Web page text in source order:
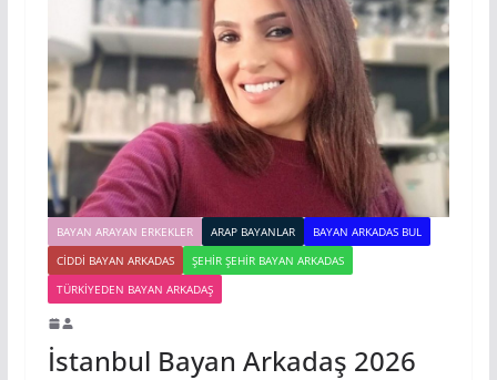
BAYAN ARAYAN ERKEKLER ARAP BAYANLAR
BAYAN ARKADAS BUL
CIDDI BAYAN ARKADAS
ŞEHIR ŞEHIR BAYAN ARKADAS
TÜRKIYEDEN BAYAN ARKADAŞ
İstanbul Bayan Arkadaş 2026